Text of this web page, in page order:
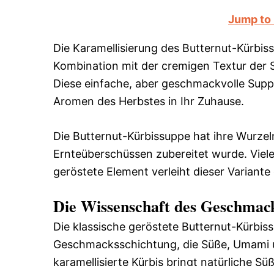
Jump to
Die Karamellisierung des Butternut-
Kombination mit der cremigen Textur der
Diese einfache, aber geschmackvolle
Aromen des Herbstes in Ihr Zuhause.
Die Butternut-Kürbissuppe hat ihre
Ernteüberschüssen zubereitet wurde.
geröstete Element verleiht dieser
Die Wissenschaft des
Die klassische geröstete Butternut-
Geschmacksschichtung, die Süße,
karamellisierte Kürbis bringt natürliche